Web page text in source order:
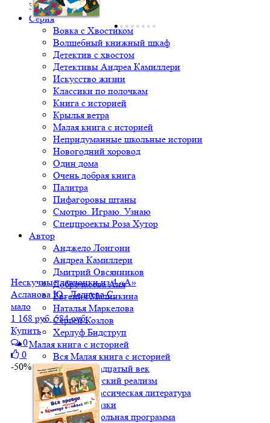
Закрыть меню
Серия
Вовка с Хвостиком
Волшебный книжный шкаф
Детектив с хвостом
Детективы Андреа Камиллери
Искусство жизни
Классики по полочкам
Книга с историей
Крылья ветра
Малая книга с историей
Непридуманные школьные истории
Новогодний хоровод
Один дома
Очень добрая книга
Палитра
Пифагоровы штаны
Смотрю. Играю. Узнаю
Спецпроекты Роза Хутор
Автор
Анджело Лонгони
Андреа Камиллери
Дмитрий Овсянников
Доброчасова Аня
Евгения Малинкина
Наталья Маркелова
Сергей Козлов
Херлуф Бидструп
Малая книга с историей
Вся Малая книга с историей
МКСИ: Двадцатый век
МКСИ: Детский реализм
МКСИ: Классическая литература
МКСИ: Сказки
МКСИ: Школьная программа
Нескучные девчонки из 4 «А»
Асланова Ю., Леднева С.
мало
1 168 руб. 584 руб.
Купить
0
0
-50%